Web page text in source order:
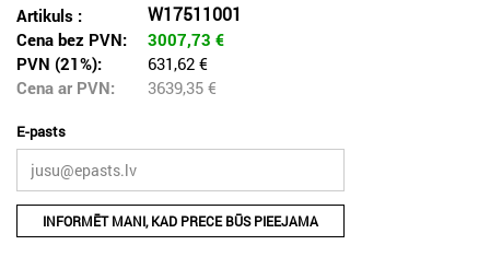
Artikuls : W17511001
Cena bez PVN: 3007,73 €
PVN (21%):
631,62 €
Cena ar PVN:
3639,35 €
E-pasts
INFORMĒT MANI, KAD PRECE BŪS PIEEJAMA